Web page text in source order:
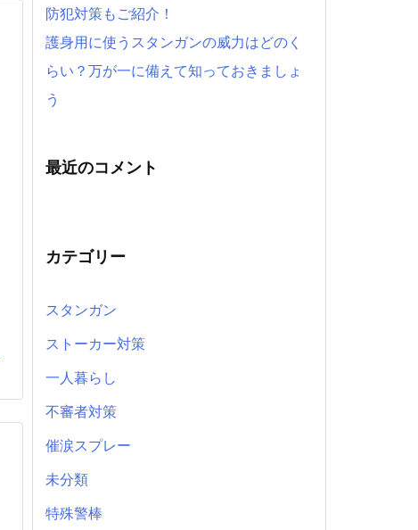
防犯対策もご紹介！
護身用に使うスタンガンの威力はどのく
らい？万が一に備えて知っておきましょ
う
最近のコメント
カテゴリー
スタンガン
ストーカー対策
一人暮らし
不審者対策
催涙スプレー
未分類
特殊警棒